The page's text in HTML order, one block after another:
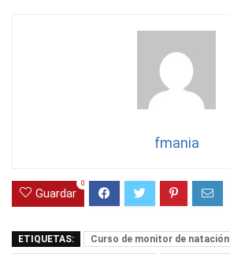
fmania
Guardar
0
ETIQUETAS:
Curso de monitor de natación